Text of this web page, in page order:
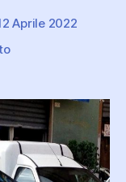
Aprile 2022
su
agenti
due
minori
per
ricettazione